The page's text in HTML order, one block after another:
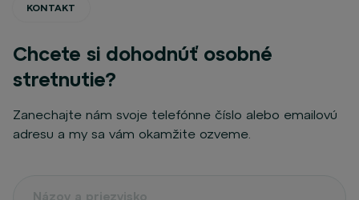
KONTAKT
Chcete si dohodnúť osobné
stretnutie?
Zanechajte nám svoje telefónne číslo alebo emailovú
adresu a my sa vám okamžite ozveme.